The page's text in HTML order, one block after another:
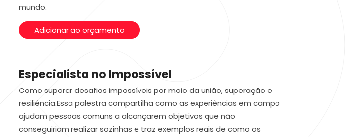
mundo.
Adicionar ao orçamento
Especialista no Impossível
Como superar desafios impossíveis por meio da união, superação e
resiliência.Essa palestra compartilha como as experiências em campo
ajudam pessoas comuns a alcançarem objetivos que não
conseguiriam realizar sozinhas e traz exemplos reais de como os